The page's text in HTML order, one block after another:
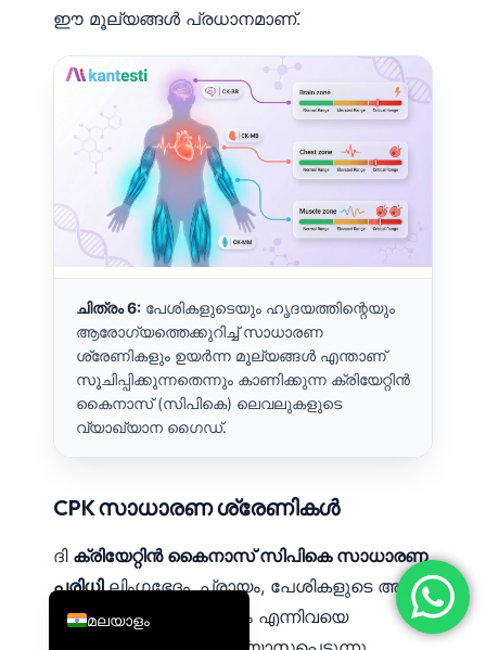
ഈ മൂല്യങ്ങൾ പ്രധാനമാണ്.
ചിത്രം 6: പേശികളുടെയും ഹൃദയത്തിന്റെയും
ആരോഗ്യത്തെക്കുറിച്ച് സാധാരണ
ശ്രേണികളും ഉയർന്ന മൂല്യങ്ങൾ എന്താണ്
സൂചിപ്പിക്കുന്നതെന്നും കാണിക്കുന്ന ക്രിയേറ്റിൻ
കൈനാസ് (സിപികെ) ലെവലുകളുടെ
വ്യാഖ്യാന ഗൈഡ്.
CPK സാധാരണ ശ്രേണികൾ
ദി ക്രിയേറ്റിൻ കൈനാസ് സിപികെ സാധാരണ
പരിധിലിംഗഭേദം, പ്രായം, പേശികളുടെ അളവ്,
ലബോറട്ടറി രീതിശാസ്ത്രം എന്നിവയെ
മലയാളം
English
Deutsch
العربية
Italiano
Español
Português
Ελληνικά
Türkçe
Română
简体中文
فارسی
Български
Dansk
हिन्दी